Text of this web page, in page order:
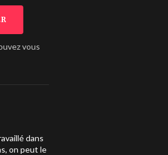
vous
dans
on peut le